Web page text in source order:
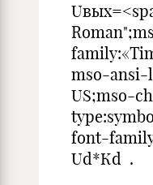
mso-ansi-
US;mso-
font-
Ud*Кd